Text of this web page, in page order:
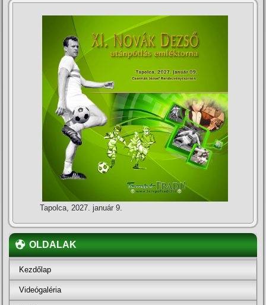
Tapolca, 2027. január 9.
OLDALAK
Kezdőlap
Videógaléria